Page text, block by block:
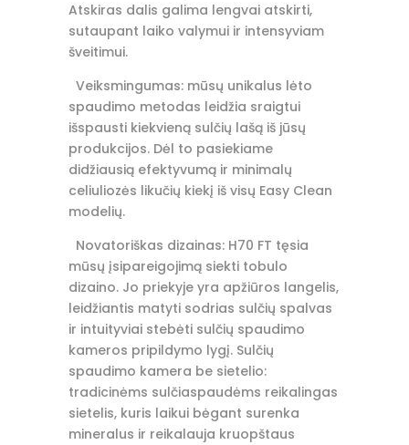
Atskiras dalis galima lengvai atskirti,
sutaupant laiko valymui ir intensyviam
šveitimui.
Veiksmingumas: mūsų unikalus lėto
spaudimo metodas leidžia sraigtui
išspausti kiekvieną sulčių lašą iš jūsų
produkcijos. Dėl to pasiekiame
didžiausią efektyvumą ir minimalų
celiuliozės likučių kiekį iš visų Easy Clean
modelių.
Novatoriškas dizainas: H70 FT tęsia
mūsų įsipareigojimą siekti tobulo
dizaino. Jo priekyje yra apžiūros langelis,
leidžiantis matyti sodrias sulčių spalvas
ir intuityviai stebėti sulčių spaudimo
kameros pripildymo lygį. Sulčių
spaudimo kamera be sietelio:
tradicinėms sulčiaspaudėms reikalingas
sietelis, kuris laikui bėgant surenka
mineralus ir reikalauja kruopštaus